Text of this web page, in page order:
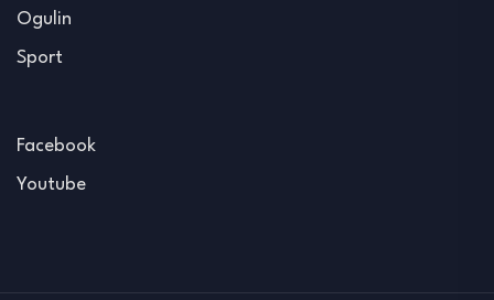
Ogulin
Sport
Facebook
Youtube